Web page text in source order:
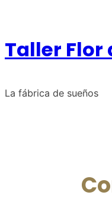
contenido
Taller Flor
La fábrica de sueños